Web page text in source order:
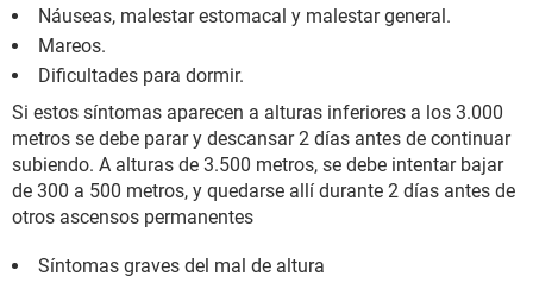
Náuseas, malestar estomacal y malestar general.
Mareos.
Dificultades para dormir.
Si estos síntomas aparecen a alturas inferiores a los 3.000
metros se debe parar y descansar 2 días antes de continuar
subiendo. A alturas de 3.500 metros, se debe intentar bajar
de 300 a 500 metros, y quedarse allí durante 2 días antes de
otros ascensos permanentes
Síntomas graves del mal de altura